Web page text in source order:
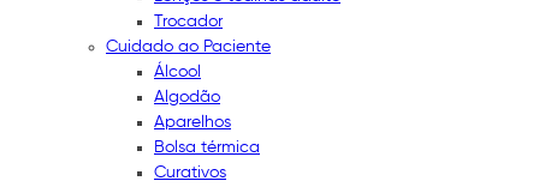
Trocador
Cuidado ao Paciente
Álcool
Algodão
Aparelhos
Bolsa térmica
Curativos